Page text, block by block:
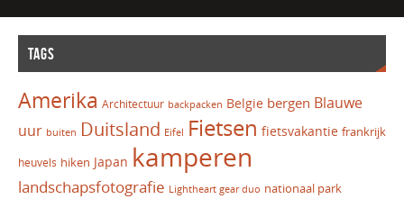
TAGS
Amerika Architectuur backpacken Belgie bergen Blauwe
uur buiten Duitsland Eifel Fietsen fietsvakantie frankrijk
heuvels hiken Japan kamperen
landschapsfotografie Lightheart gear duo nationaal park